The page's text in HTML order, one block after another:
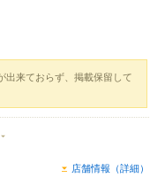
出来ておらず、掲載保留して
店舗情報（詳細）